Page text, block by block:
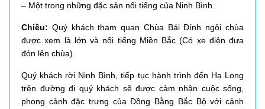
– Một trong những đặc sản nổi tiếng của Ninh Bình.
Chiều: Quý khách tham quan Chùa Bái Đính ngôi chùa
được xem là lớn và nổi tiếng Miền Bắc (Có xe điện đưa
đón lên chùa).
Quý khách rời Ninh Bình, tiếp tục hành trình đến Hạ Long
trên đường đi quý khách sẽ được cảm nhận cuộc sống,
phong cảnh đặc trưng của Đồng Bằng Bắc Bộ với cảnh